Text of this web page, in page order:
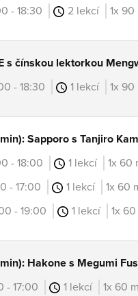
- 18:30 2 lekcí 1x
s čínskou lektorkou
- 18:30 1 lekcí 1x
Sapporo s Tanjiro
- 18:00 1 lekcí
1x 60
- 17:00 1 lekcí
1x 60
- 19:00 1 lekcí 1x
Hakone s Megumi
- 17:00 1 lekcí 1x 60